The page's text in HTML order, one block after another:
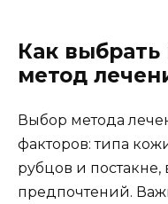
Как
метод
Выбор метода
факторов: типа
рубцов и постакне,
предпочтений.